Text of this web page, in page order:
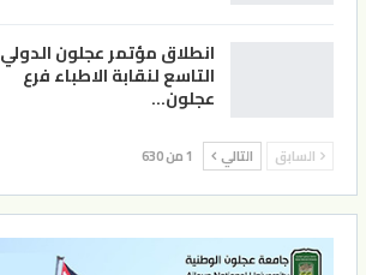
انطلاق مؤتمر عجلون الدولي
التاسع لنقابة الاطباء فرع
عجلون…
السابق التالي 1 من 630